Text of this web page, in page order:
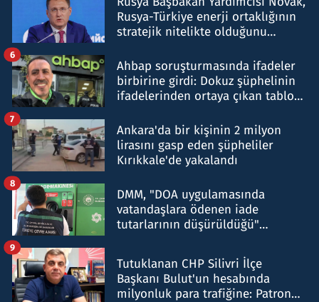
Rusya-Türkiye enerji ortaklığının
stratejik nitelikte olduğunu
Ahbap soruşturmasında ifadeler
birbirine girdi: Dokuz şüphelinin
ifadelerinden ortaya çıkan tablo
6
Ankara'da bir kişinin 2 milyon
lirasını gasp eden şüpheliler
Kırıkkale'de yakalandı
7
DMM, "DOA uygulamasında
vatandaşlara ödenen iade
tutarlarının düşürüldüğü"
8
Tutuklanan CHP Silivri İlçe
Başkanı Bulut'un hesabında
milyonluk para trafiğine: Patron
9